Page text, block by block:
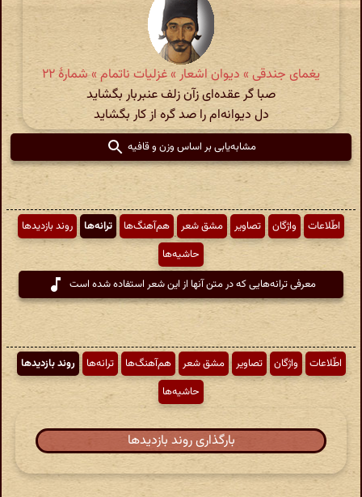
یغمای جندقی » دیوان اشعار » غزلیات ناتمام » شمارهٔ ۲۲
صبا گر عقده‌ای زآن زلف عنبربار بگشاید
دل دیوانه‌ام را صد گره از کار بگشاید
مشابه‌یابی بر اساس وزن و قافیه
اطّلاعات واژگان تصاویر مشق شعر هم‌آهنگ‌ها ترانه‌ها
روند بازدیدها
حاشیه‌ها
معرفی ترانه‌هایی که در متن آنها از این شعر استفاده شده است
اطّلاعات واژگان تصاویر مشق شعر هم‌آهنگ‌ها ترانه‌ها
روند بازدیدها
حاشیه‌ها
بارگذاری روند بازدیدها